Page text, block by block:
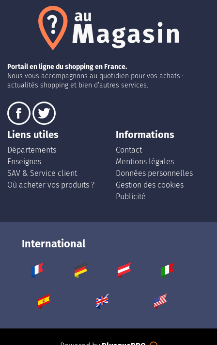
Portail en ligne du shopping en France.
Nous vous accompagnons au quotidien pour vos achats :
actualités shopping et bien d’autres services.
Liens utiles
Départements
Enseignes
SAV & Service client
Où acheter vos produits ?
Informations
Contact
Mentions légales
Données personnelles
Gestion des cookies
Publicité
International